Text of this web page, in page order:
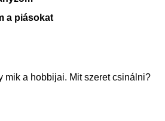
a piásokat
mik a hobbijai. Mit szeret csinálni?